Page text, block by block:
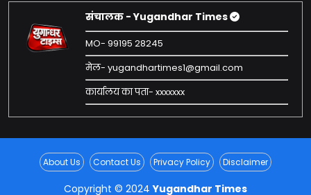
संचालक - Yugandhar Times
MO- 99195 28245
मेल- yugandhartimes1@gmail.com
कार्यालय का पता- xxxxxxx
About Us Contact Us Privacy Policy Disclaimer
Copyright © 2024Yugandhar Times